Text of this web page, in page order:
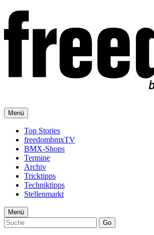
Menü
Top Stories
freedombmxTV
BMX-Shops
Termine
Archiv
Tricktipps
Techniktipps
Stellenmarkt
Menü
Go